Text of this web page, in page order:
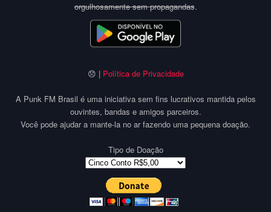
orgulhosamente sem propagandas.
😞 | Política de Privacidade
A Punk FM Brasil é uma iniciativa sem fins lucrativos mantida pelos
ouvintes, bandas e amigos parceiros.
Você pode ajudar a mante-la no ar fazendo uma pequena doação.
Tipo de Doação